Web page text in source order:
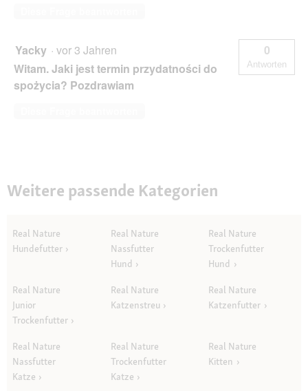
Yacky · vor 3 Jahren
Witam. Jaki jest termin przydatności do
spożycia? Pozdrawiam
0
Antworten
Weitere passende Kategorien
Real Nature
Hundefutter
Real Nature
Nassfutter
Hund
Real Nature
Trockenfutter
Hund
Real Nature
Junior
Trockenfutter
Real Nature
Katzenstreu
Real Nature
Katzenfutter
Real Nature
Nassfutter
Katze
Real Nature
Trockenfutter
Katze
Real Nature
Kitten